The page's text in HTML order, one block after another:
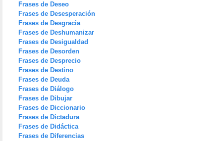
Frases de Deseo
Frases de Desesperación
Frases de Desgracia
Frases de Deshumanizar
Frases de Desigualdad
Frases de Desorden
Frases de Desprecio
Frases de Destino
Frases de Deuda
Frases de Diálogo
Frases de Dibujar
Frases de Diccionario
Frases de Dictadura
Frases de Didáctica
Frases de Diferencias